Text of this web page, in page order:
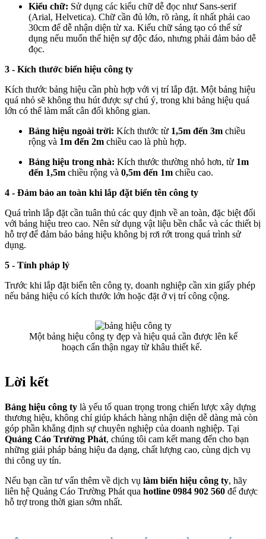
Kiểu chữ: Sử dụng các kiểu chữ dễ đọc như Sans-serif
(Arial, Helvetica). Chữ cần đủ lớn, rõ ràng, ít nhất phải cao
30cm để dễ nhận diện từ xa. Kiểu chữ sáng tạo có thể sử
dụng nếu muốn thể hiện sự độc đáo, nhưng phải đảm bảo dễ
đọc.
3 - Kích thước biển hiệu công ty
Kích thước bảng hiệu cần phù hợp với vị trí lắp đặt. Một bảng hiệu
quá nhỏ sẽ không thu hút được sự chú ý, trong khi bảng hiệu quá
lớn có thể làm mất cân đối không gian.
Bảng hiệu ngoài trời: Kích thước từ 1,5m đến 3m chiều
rộng và 1m đến 2m chiều cao là phù hợp.
Bảng hiệu trong nhà: Kích thước thường nhỏ hơn, từ 1m
đến 1,5m chiều rộng và 0,5m đến 1m chiều cao.
4 - Đảm bảo an toàn khi lắp đặt biển tên công ty
Quá trình lắp đặt cần tuân thủ các quy định về an toàn, đặc biệt đối
với bảng hiệu treo cao. Nên sử dụng vật liệu bền chắc và các thiết bị
hỗ trợ để đảm bảo bảng hiệu không bị rơi rớt trong quá trình sử
dụng.
5 - Tính pháp lý
Trước khi lắp đặt biển tên công ty, doanh nghiệp cần xin giấy phép
nếu bảng hiệu có kích thước lớn hoặc đặt ở vị trí công cộng.
Một bảng hiệu công ty đẹp và hiệu quả cần được lên kế
hoạch cẩn thận ngay từ khâu thiết kế.
Lời kết
Bảng hiệu công ty là yếu tố quan trọng trong chiến lược xây dựng
thương hiệu, không chỉ giúp khách hàng nhận diện dễ dàng mà còn
góp phần khẳng định sự chuyên nghiệp của doanh nghiệp. Tại
Quảng Cáo Trường Phát, chúng tôi cam kết mang đến cho bạn
những giải pháp bảng hiệu đa dạng, chất lượng cao, cùng dịch vụ
thi công uy tín.
Nếu bạn cần tư vấn thêm về dịch vụ làm biển hiệu công ty, hãy
liên hệ Quảng Cáo Trường Phát qua hotline 0984 902 560 để được
hỗ trợ trong thời gian sớm nhất.